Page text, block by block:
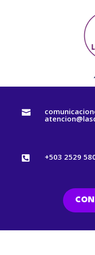

 +503 2529